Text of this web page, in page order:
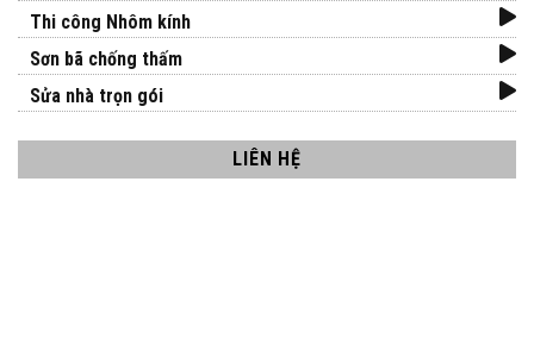
Thi công Nhôm kính
Sơn bã chống thấm
Sửa nhà trọn gói
LIÊN HỆ